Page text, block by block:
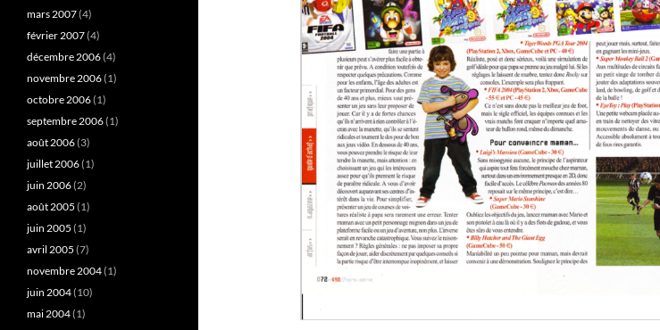
mars 2007(4)
février 2007(4)
décembre 2006(4)
novembre 2006(1)
octobre 2006(1)
septembre 2006(1)
août 2006(3)
juillet 2006(1)
juin 2006(2)
août 2005 (1)
juin 2005 (1)
avril 2005 (7)
novembre 2004(1)
juin 2004(10)
mai 2004(1)